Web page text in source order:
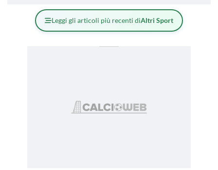
Leggi gli articoli più recenti diAltri Sport